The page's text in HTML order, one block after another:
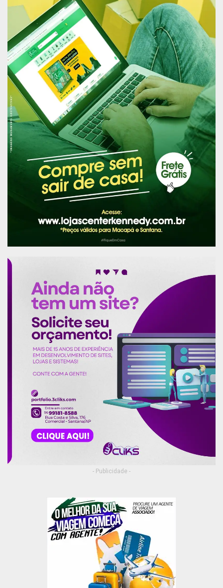
afastamento cautelar do deputado estadual, cuja
decisão deverá ser apreciada pela Assembleia
Legislativa, no prazo de 24 horas, conforme rito
legal.
Os investigados poderão responder pelos crimes
de peculato, falsidade ideológica, falsidade
ideológica eleitoral, corrupção eleitoral e
organização criminosa, e se condenados poderão
cumprir pena de até 30 anos de reclusão.
Nota
A Assembleia Legislativa se manifestou por meio
de nota, do presidente Kaká Barbosa (PL) em que
pelo Tribunal Regional Eleitoral foi para
cumprimento de procedimento de busca e
apreensão em um único gabinete parlamentar.
que os fatos apurados pela justiça eleitoral não
dizem respeito à regularidade dos atos
administrativos e de gestão financeira praticados
pela atual administração da Assembleia
Legislativa”, sustenta a ALAP. acrescentando que
a atual gestão “reitera o seu compromisso com a
transparência de suas ações bem como o
respeito à administração pública”.
Nome
(*) Terça Parte refere-se ao percentual que era
repassado aos assessores fantasmas, de forma
que os membros da organização criminosa
- Publicidade -